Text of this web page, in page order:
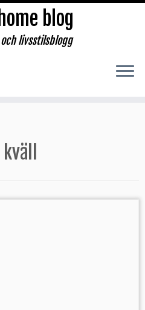
blog
livsstilsblogg